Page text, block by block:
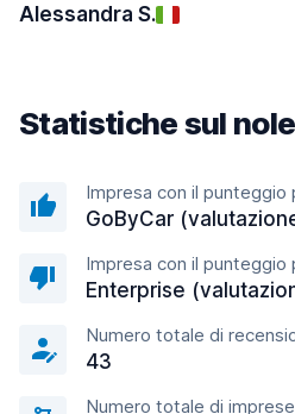
Alessandra S.
Statistiche sul
Impresa con il punteggio
GoByCar
Impresa con il punteggio
Enterprise
Numero totale di
43
Numero totale di